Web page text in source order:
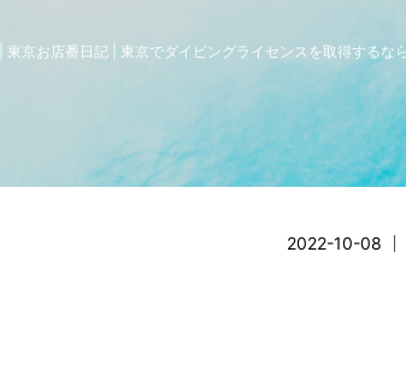
東京お店番日記 | 東京でダイビングライセンスを取得するな
2022-10-08